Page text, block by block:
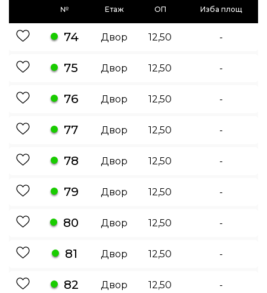
№ Етаж ОП Изба площ
74 Двор 12,50 -
75 Двор 12,50 -
76 Двор 12,50 -
77 Двор 12,50 -
78 Двор 12,50 -
79 Двор 12,50 -
80 Двор 12,50 -
81 Двор 12,50 -
82 Двор 12,50 -